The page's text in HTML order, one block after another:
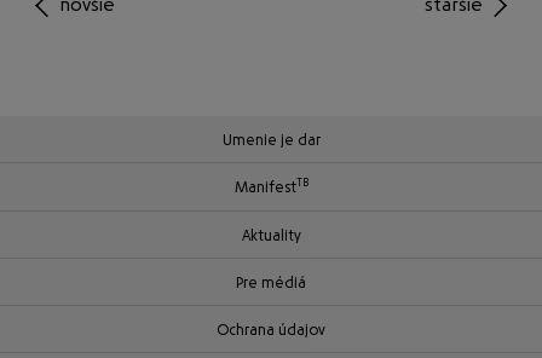
Umenie je dar
ManifestTB
Aktuality
Pre médiá
Ochrana údajov